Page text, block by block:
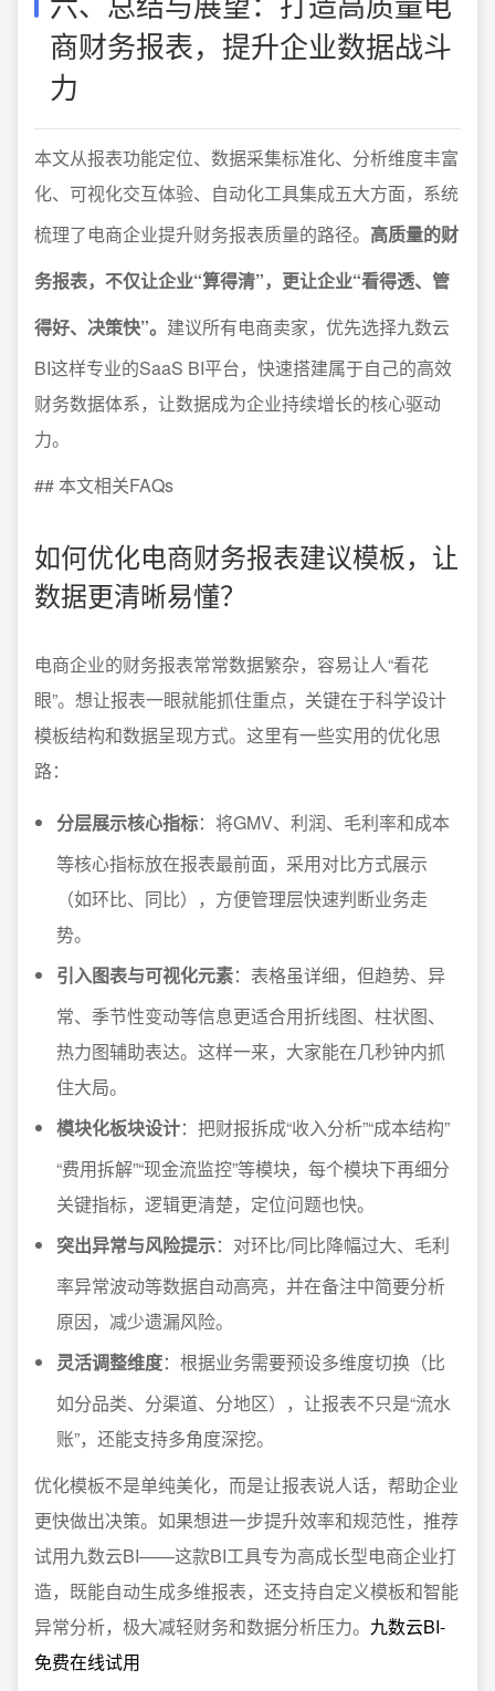
商财务报表，提升企业数据战斗
力
本文从报表功能定位、数据采集标准化、分析维度丰富
化、可视化交互体验、自动化工具集成五大方面，系统
梳理了电商企业提升财务报表质量的路径。 高质量的财
务报表，不仅让企业“算得清”，更让企业“看得透、管
得好、决策快”。 建议所有电商卖家，优先选择九数云
BI这样专业的SaaS BI平台，快速搭建属于自己的高效
财务数据体系，让数据成为企业持续增长的核心驱动
力。
## 本文相关FAQs
如何优化电商财务报表建议模板，让
数据更清晰易懂？
电商企业的财务报表常常数据繁杂，容易让人“看花
眼”。想让报表一眼就能抓住重点，关键在于科学设计
模板结构和数据呈现方式。这里有一些实用的优化思
路：
分层展示核心指标：将GMV、利润、毛利率和成本
等核心指标放在报表最前面，采用对比方式展示
（如环比、同比），方便管理层快速判断业务走
势。
引入图表与可视化元素：表格虽详细，但趋势、异
常、季节性变动等信息更适合用折线图、柱状图、
热力图辅助表达。这样一来，大家能在几秒钟内抓
住大局。
模块化板块设计：把财报拆成“收入分析”“成本结构”
“费用拆解”“现金流监控”等模块，每个模块下再细分
关键指标，逻辑更清楚，定位问题也快。
突出异常与风险提示：对环比/同比降幅过大、毛利
率异常波动等数据自动高亮，并在备注中简要分析
原因，减少遗漏风险。
灵活调整维度：根据业务需要预设多维度切换（比
如分品类、分渠道、分地区），让报表不只是“流水
账”，还能支持多角度深挖。
优化模板不是单纯美化，而是让报表说人话，帮助企业
更快做出决策。如果想进一步提升效率和规范性，推荐
试用九数云BI——这款BI工具专为高成长型电商企业打
造，既能自动生成多维报表，还支持自定义模板和智能
异常分析，极大减轻财务和数据分析压力。 九数云BI-
免费在线试用